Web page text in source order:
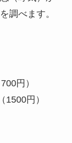
調べます。
円）
円）